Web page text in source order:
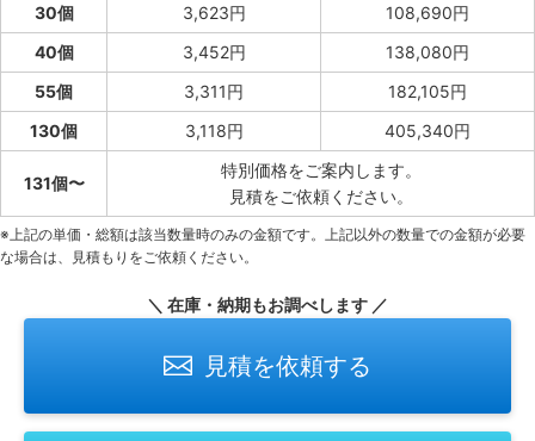
30個
3,623円
108,690円
40個
3,452円
138,080円
55個
3,311円
182,105円
130個
3,118円 405,340円
131個〜
特別価格をご案内します。
見積をご依頼ください。
※上記の単価・総額は該当数量時のみの金額です。上記以外の数量での金額が必要
な場合は、見積もりをご依頼ください。
＼ 在庫・納期もお調べします ／
見積を依頼する